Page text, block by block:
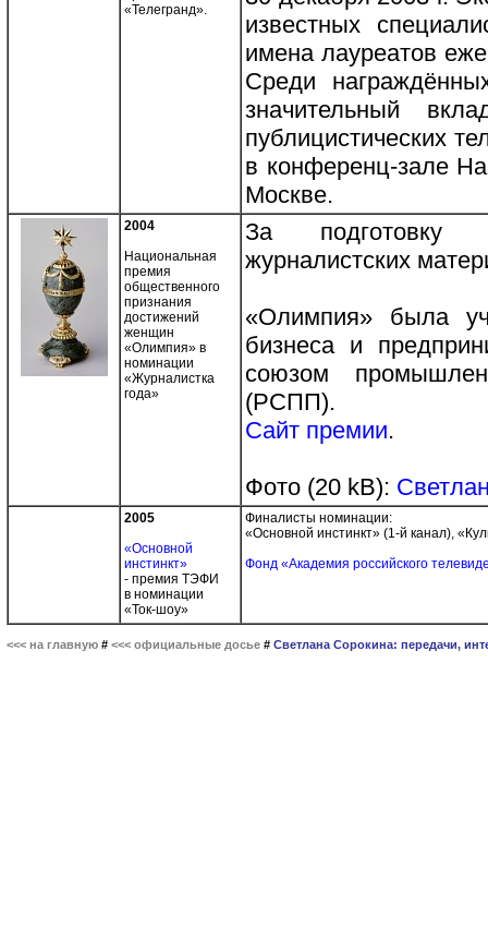
«Телегранд».
известных
имена лауреатов
Среди
значительный
публицистических
в конференц-зале
Москве.
2004
Национальная
премия
общественного
признания
достижений
женщин
«Олимпия» в
номинации
«Журналистка
года»
За подготовку
журналистских
«Олимпия» была
бизнеса и
союзом
(РСПП).
Сайт премии.
Фото (20 kB):
2005
«Основной
инстинкт»
- премия ТЭФИ
в номинации
«Ток-шоу»
Финалисты номинации:
«Основной инстинкт» (1-й канал),
Фонд «Академия российского
<<< на главную # <<< официальные досье # Светлана Сорокина: передачи,